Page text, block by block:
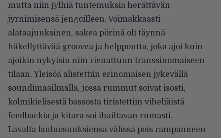
mutta niin jylhiä tuntemuksia herättävän
jyrnimisensä jengoilleen. Voimakkaasti
alataajuuksinen, sakea pörinä oli täynnä
häkellyttävää groovea ja helppoutta, joka ajoi kuin
ajoikin nykyisin niin rienattuun transsinomaiseen
tilaan. Yleisöä alistettiin erinomaisen jykevällä
soundimaailmalla, jossa rummut soivat isosti,
kolmikielisestä bassosta tiristettiin viheliäistä
feedbackia ja kitara soi ihailtavan rumasti.
Lavalta lauluosuuksiensa välissä pois rampanneen